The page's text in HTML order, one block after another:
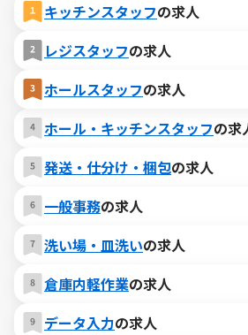
キッチンスタッフの求人
レジスタッフの求人
ホールスタッフの求人
ホール・キッチンスタッフの求
発送・仕分け・梱包の求人
一般事務の求人
洗い場・皿洗いの求人
倉庫内軽作業の求人
データ入力の求人